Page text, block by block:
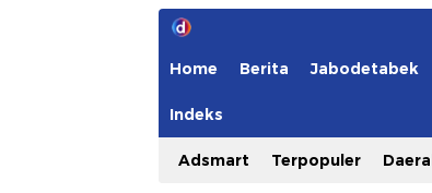
Home Berita Jabodetabek
Indeks
Adsmart Terpopuler